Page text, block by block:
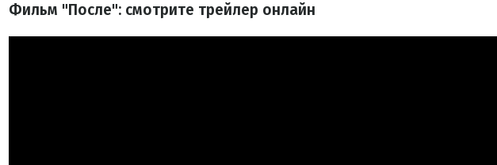
Фильм "После": смотрите трейлер онлайн